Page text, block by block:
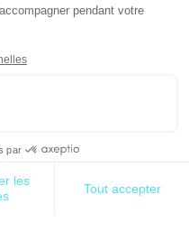
l’outil
en décalage ou
infographie les